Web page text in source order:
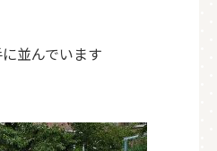
並んでいます